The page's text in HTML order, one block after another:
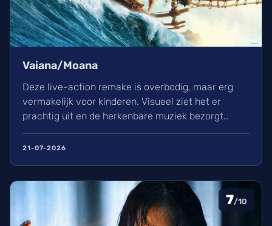
Vaiana/Moana
Deze live-action remake is overbodig, maar erg
vermakelijk voor kinderen. Visueel ziet het er
prachtig uit en de herkenbare muziek bezorgt
kippenvel. Hoewel de lore complex is, zorgt het
avontuur voor een heerlijke ervaring in de
21-07-2026
7/10